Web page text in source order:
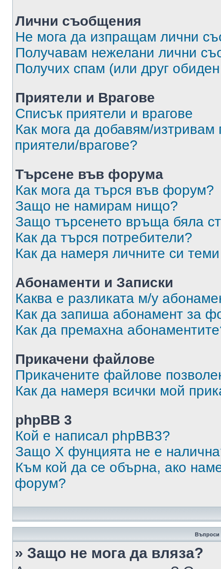
Лични съобщения
Не мога да изпращам лични
Получавам нежелани лични
Получих спам (или друг
Приятели и Врагове
Списък приятели и врагове
Как мога да добавям/изтривам
приятели/врагове?
Търсене във форума
Как мога да търся във форум?
Защо не намирам нищо?
Защо търсенето връща бяла
Как да търся потребители?
Как да намеря личните си
Абонаменти и Записки
Каква е разликата м/у
Как да запиша абонамент за
Как да премахна
Прикачени файлове
Прикачените файлове
Как да намеря всички мой
phpBB 3
Кой е написал phpBB3?
Защо X фунцията не е
Към кой да се обърна, ако
форум?
Въпроси
» Защо не мога да вляза?